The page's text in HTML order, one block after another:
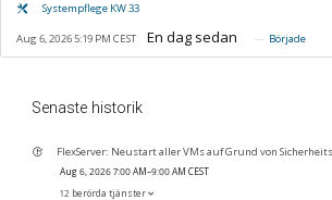
Systempflege KW 33
Aug 6, 2026 5:19 PM CEST Började
Senaste historik
FlexServer: Neustart aller VMs auf Grund von
Aug 6, 2026 7:00 AM–9:00 AM CEST
12 berörda tjänster